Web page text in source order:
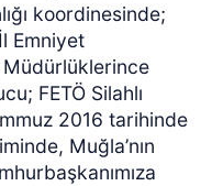
koordinesinde;
Emniyet
FETÖ Silahlı
2016 tarihinde
Muğla’nın